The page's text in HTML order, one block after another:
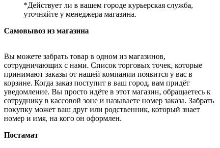
*Действует ли в вашем городе курьерская служба,
уточняйте у менеджера магазина.
Самовывоз из магазина
Вы можете забрать товар в одном из магазинов,
сотрудничающих с нами. Список торговых точек, которые
принимают заказы от нашей компании появится у вас в
корзине. Когда заказ поступит в ваш город, вам придёт
уведомление. Вы просто идёте в этот магазин, обращаетесь к
сотруднику в кассовой зоне и называете номер заказа. Забрать
покупку может ваш друг или родственник, который знает
номер и имя, на кого он оформлен.
Постамат